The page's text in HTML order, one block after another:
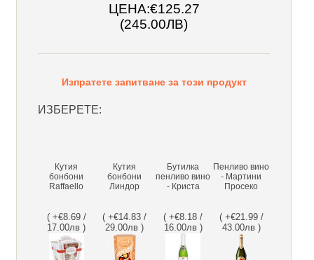
ЦЕНА:€125.27
(245.00ЛВ)
Изпратете запитване за този продукт
ИЗБЕРЕТЕ:
Кутия
бонбони
Raffaello
( +€8.69 /
17.00лв )
Кутия
бонбони
Линдор
( +€14.83 /
29.00лв )
Бутилка
пенливо вино
- Криста
( +€8.18 /
16.00лв )
Пенливо вино
- Мартини
Просеко
( +€21.99 /
43.00лв )